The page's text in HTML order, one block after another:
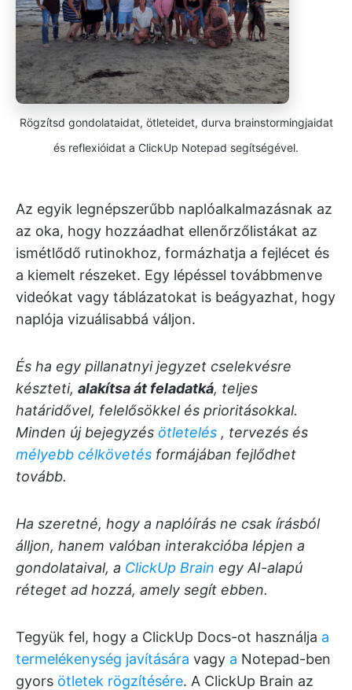
Rögzítsd gondolataidat, ötleteidet, durva brainstormingjaidat
és reflexióidat a ClickUp Notepad segítségével.
Az egyik legnépszerűbb naplóalkalmazásnak az
az oka, hogy hozzáadhat ellenőrzőlistákat az
ismétlődő rutinokhoz, formázhatja a fejlécet és
a kiemelt részeket. Egy lépéssel továbbmenve
videókat vagy táblázatokat is beágyazhat, hogy
naplója vizuálisabbá váljon.
És ha egy pillanatnyi jegyzet cselekvésre
készteti, alakítsa át feladatká, teljes
határidővel, felelősökkel és prioritásokkal.
Minden új bejegyzés ötletelés , tervezés és
mélyebb célkövetés formájában fejlődhet
tovább.
Ha szeretné, hogy a naplóírás ne csak írásból
álljon, hanem valóban interakcióba lépjen a
gondolataival, a ClickUp Brain egy AI-alapú
réteget ad hozzá, amely segít ebben.
Tegyük fel, hogy a ClickUp Docs-ot használja a
termelékenység javítására vagy a Notepad-ben
gyors ötletek rögzítésére. A ClickUp Brain az